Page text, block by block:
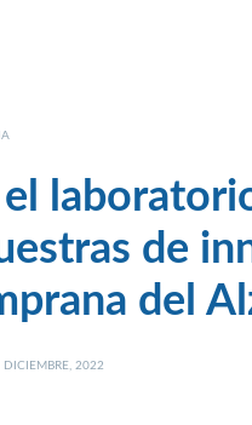
el
de
del
DICIEMBRE, 2022